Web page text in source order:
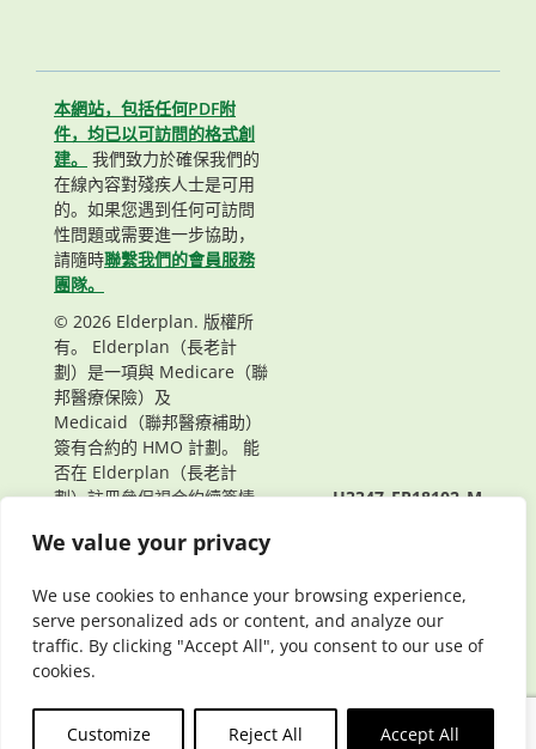
We value your privacy
We use cookies to enhance your browsing experience,
serve personalized ads or content, and analyze our
traffic. By clicking "Accept All", you consent to our use of
cookies.
Customize Reject All Accept All
本網站，包括任何PDF附
件，均已以可訪問的格式創
建。
我們致力於確保我們的
在線內容對殘疾人士是可用
的。如果您遇到任何可訪問
性問題或需要進一步協助，
請隨時聯繫我們的會員服務
團隊。
© 2026 Elderplan. 版權所
有。 Elderplan（長老計
劃）是一項與 Medicare（聯
邦醫療保險）及
Medicaid（聯邦醫療補助）
簽有合約的 HMO 計劃。 能
否在 Elderplan（長老計
劃）註冊參保視合約續簽情
H3347_EP18102_M